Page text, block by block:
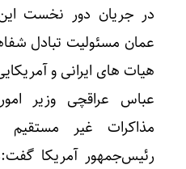
در جریان دور نخست
عمان مسئولیت تبادل
هیات های ایرانی و
عباس عراقچی وزیر
مذاکرات غیر مستقیم